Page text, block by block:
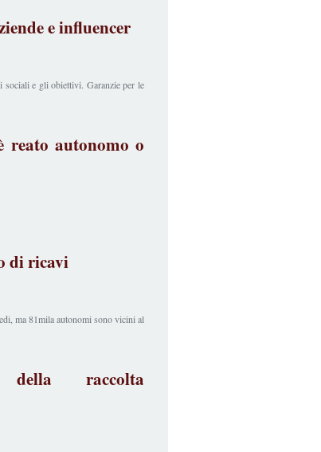
e influencer
sociali e gli obiettivi. Garanzie per le
reato autonomo o
di ricavi
ma 81mila autonomi sono vicini al
raccolta